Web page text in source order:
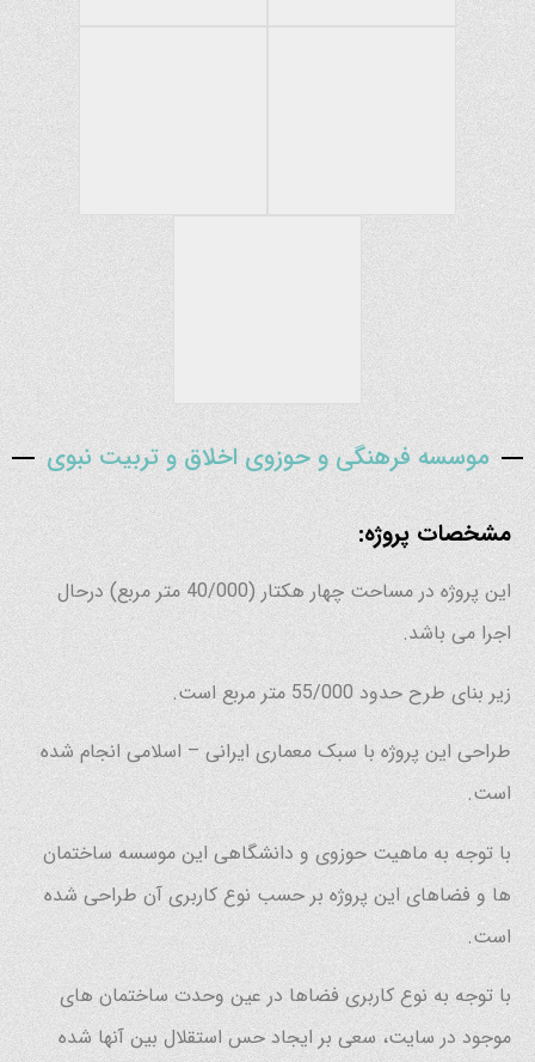
موسسه فرهنگی و حوزوی اخلاق و تربیت نبوی
مشخصات پروژه:
این پروژه در مساحت چهار هکتار (40/000 متر مربع) درحال
اجرا می باشد.
زیر بنای طرح حدود 55/000 متر مربع است.
طراحی این پروژه با سبک معماری ایرانی – اسلامی انجام شده
است.
با توجه به ماهیت حوزوی و دانشگاهی این موسسه ساختمان
ها و فضاهای این پروژه بر حسب نوع کاربری آن طراحی شده
است.
با توجه به نوع کاربری فضاها در عین وحدت ساختمان های
موجود در سایت، سعی بر ایجاد حس استقلال بین آنها شده